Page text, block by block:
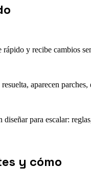
y recibe cambios
aparecen
diseñar para escalar:
y cómo